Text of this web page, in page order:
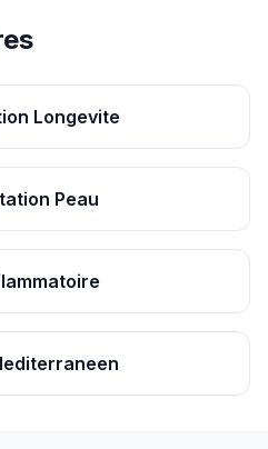
Longevite
Peau